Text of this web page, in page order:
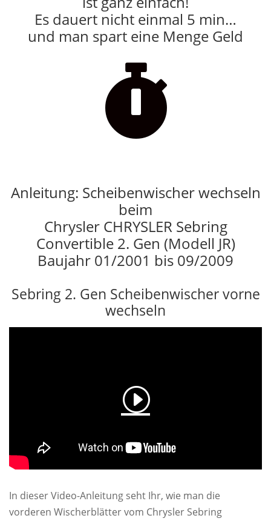
Es dauert nicht einmal 5 min…
und man spart eine Menge Geld

Anleitung: Scheibenwischer wechseln
beim
Chrysler CHRYSLER Sebring
Convertible 2. Gen (Modell JR)
Baujahr 01/2001 bis 09/2009
Sebring 2. Gen Scheibenwischer vorne
wechseln
In dieser Video-Anleitung seht Ihr, wie man die
vorderen Wischerblätter vom Chrysler Sebring